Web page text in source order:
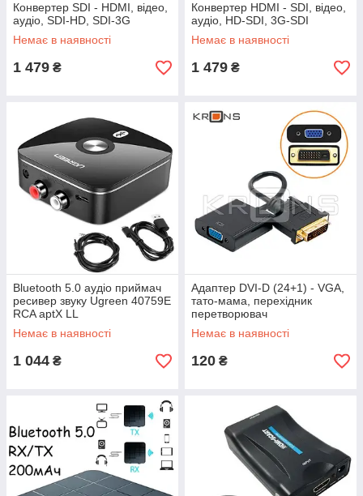
Конвертер SDI - HDMI, відео,
аудіо, SDI-HD, SDI-3G
Немає в наявності
1 479 ₴
Конвертер HDMI - SDI, відео,
аудіо, HD-SDI, 3G-SDI
Немає в наявності
1 479 ₴
Bluetooth 5.0 аудіо приймач
ресивер звуку Ugreen 40759E
RCA aptX LL
Немає в наявності
1 044 ₴
Адаптер DVI-D (24+1) - VGA,
тато-мама, перехідник
перетворювач
Немає в наявності
120 ₴